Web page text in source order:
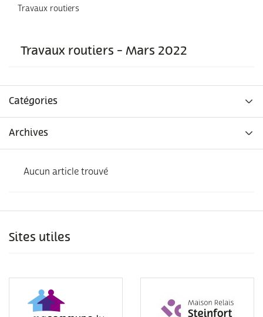
Travaux routiers
Travaux routiers - Mars 2022
Catégories
Archives
Aucun article trouvé
Sites utiles